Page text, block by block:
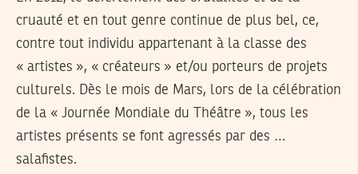
cruauté et en tout genre continue de plus bel, ce,
contre tout individu appartenant à la classe des
« artistes », « créateurs » et/ou porteurs de projets
culturels. Dès le mois de Mars, lors de la célébration
de la « Journée Mondiale du Théâtre », tous les
artistes présents se font agressés par des …
salafistes.